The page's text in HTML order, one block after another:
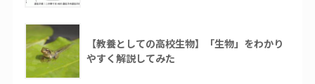
【教養としての高校生物】「生物」をわかり
やすく解説してみた